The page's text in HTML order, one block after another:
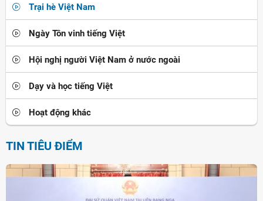
Trại hè Việt Nam
Ngày Tôn vinh tiếng Việt
Hội nghị người Việt Nam ở nước ngoài
Dạy và học tiếng Việt
Hoạt động khác
TIN TIÊU ĐIỂM